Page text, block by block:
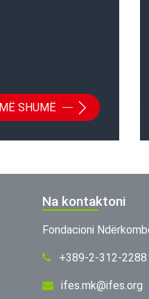
MË SHUMË
Na kontaktoni
Fondacioni
+389-2-312-2288
ifes.mk@ifes.org